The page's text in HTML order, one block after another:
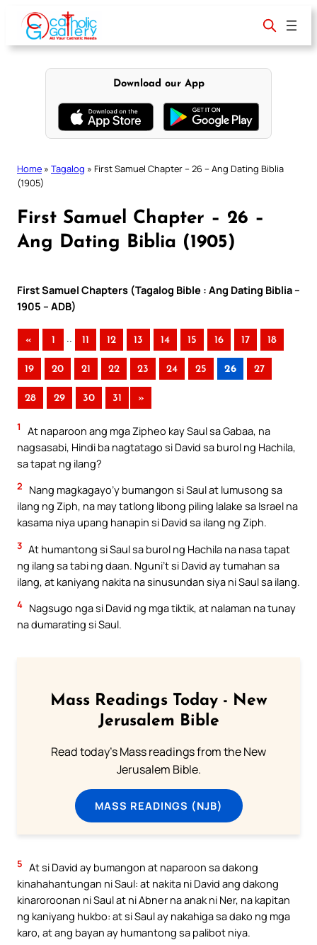
content
Download our App
Home » Tagalog » First Samuel Chapter – 26 – Ang Dating Biblia
(1905)
First Samuel Chapter – 26 –
Ang Dating Biblia (1905)
First Samuel Chapters (Tagalog Bible : Ang Dating Biblia –
1905 – ADB)
« 1 .. 11 12 13 14 15 16 17 18
19 20 21 22 23 24 25 26 27
28 29 30 31 »
1
At naparoon ang mga Zipheo kay Saul sa Gabaa, na
nagsasabi, Hindi ba nagtatago si David sa burol ng Hachila,
sa tapat ng ilang?
2
Nang magkagayo’y bumangon si Saul at lumusong sa
ilang ng Ziph, na may tatlong libong piling lalake sa Israel na
kasama niya upang hanapin si David sa ilang ng Ziph.
3 At humantong si Saul sa burol ng Hachila na nasa tapat
ng ilang sa tabi ng daan. Nguni’t si David ay tumahan sa
ilang, at kaniyang nakita na sinusundan siya ni Saul sa ilang.
4 Nagsugo nga si David ng mga tiktik, at nalaman na tunay
na dumarating si Saul.
Mass Readings Today - New
Jerusalem Bible
Read today's Mass readings from the New
Jerusalem Bible.
MASS READINGS (NJB)
5 At si David ay bumangon at naparoon sa dakong
kinahahantungan ni Saul: at nakita ni David ang dakong
kinaroroonan ni Saul at ni Abner na anak ni Ner, na kapitan
ng kaniyang hukbo: at si Saul ay nakahiga sa dako ng mga
karo, at ang bayan ay humantong sa palibot niya.